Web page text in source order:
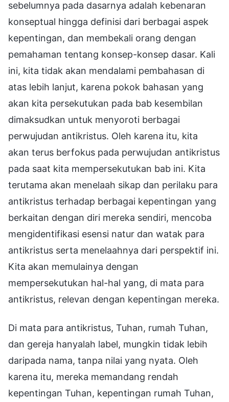
sebelumnya pada dasarnya adalah kebenaran
konseptual hingga definisi dari berbagai aspek
kepentingan, dan membekali orang dengan
pemahaman tentang konsep-konsep dasar. Kali
ini, kita tidak akan mendalami pembahasan di
atas lebih lanjut, karena pokok bahasan yang
akan kita persekutukan pada bab kesembilan
dimaksudkan untuk menyoroti berbagai
perwujudan antikristus. Oleh karena itu, kita
akan terus berfokus pada perwujudan antikristus
pada saat kita mempersekutukan bab ini. Kita
terutama akan menelaah sikap dan perilaku para
antikristus terhadap berbagai kepentingan yang
berkaitan dengan diri mereka sendiri, mencoba
mengidentifikasi esensi natur dan watak para
antikristus serta menelaahnya dari perspektif ini.
Kita akan memulainya dengan
mempersekutukan hal-hal yang, di mata para
antikristus, relevan dengan kepentingan mereka.
Di mata para antikristus, Tuhan, rumah Tuhan,
dan gereja hanyalah label, mungkin tidak lebih
daripada nama, tanpa nilai yang nyata. Oleh
karena itu, mereka memandang rendah
kepentingan Tuhan, kepentingan rumah Tuhan,